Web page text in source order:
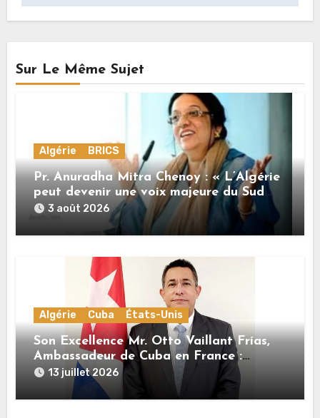
Sur Le Même Sujet
Algérie BRICS
Pr. Anuradha Mitra Chenoy : « L’Algérie
peut devenir une voix majeure du Sud
Global »
3 août 2026
Algérie Cuba États-Unis
Son Excellence Mr. Otto Vaillant Frías,
Ambassadeur de Cuba en France :
« Cuba et l’Algérie sont unies par une
histoire commune de lutte pour
l’indépendance, la dignité et la justice
13 juillet 2026